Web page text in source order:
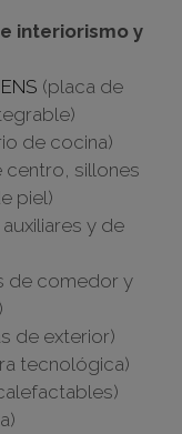
interiorismo y
(placa de
de cocina)
centro, sillones
piel)
y de
de comedor y
de exterior)
tecnológica)